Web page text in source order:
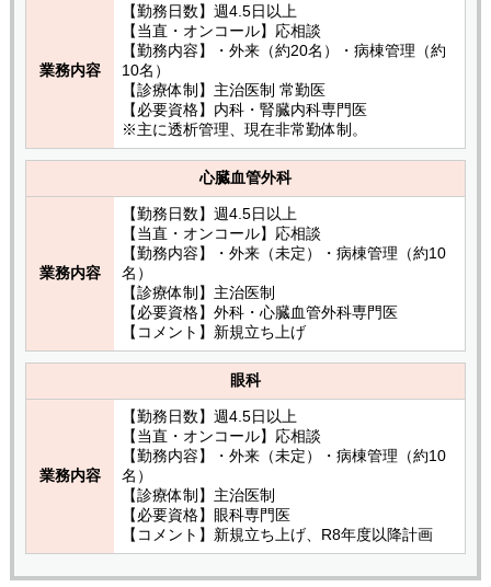
業務内容
【勤務日数】週4.5日以上
【当直・オンコール】応相談
【勤務内容】・外来（約20名）・病棟管理（約
10名）
【診療体制】主治医制 常勤医
【必要資格】内科・腎臓内科専門医
※主に透析管理、現在非常勤体制。
心臓血管外科
業務内容
【勤務日数】週4.5日以上
【当直・オンコール】応相談
【勤務内容】・外来（未定）・病棟管理（約10
名）
【診療体制】主治医制
【必要資格】外科・心臓血管外科専門医
【コメント】新規立ち上げ
眼科
業務内容
【勤務日数】週4.5日以上
【当直・オンコール】応相談
【勤務内容】・外来（未定）・病棟管理（約10
名）
【診療体制】主治医制
【必要資格】眼科専門医
【コメント】新規立ち上げ、R8年度以降計画